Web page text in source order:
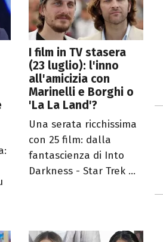
I film in TV stasera
(23 luglio): l'inno
all'amicizia con
Marinelli e Borghi o
'La La Land'?
Una serata ricchissima
con 25 film: dalla
fantascienza di Into
Darkness - Star Trek ...